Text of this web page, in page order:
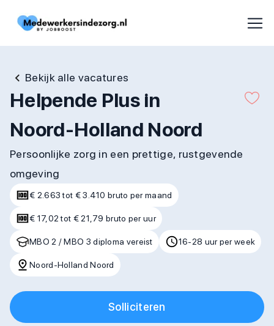
Bekijk alle vacatures
Helpende Plus in
Noord-Holland Noord
Persoonlijke zorg in een prettige, rustgevende
omgeving
€ 2.663 tot € 3.410 bruto per maand
€ 17,02 tot € 21,79 bruto per uur
MBO 2 / MBO 3 diploma vereist 16-28 uur per week
Noord-Holland Noord
Solliciteren